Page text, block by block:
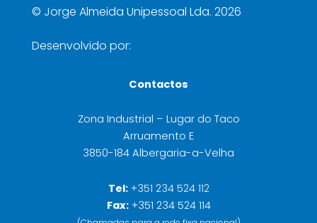
© Jorge Almeida Unipessoal Lda. 2026
Desenvolvido por:
Contactos
Zona Industrial – Lugar do Taco
Arruamento E
3850-184 Albergaria-a-Velha
Tel: +351 234 524 112
Fax:+351 234 524 114